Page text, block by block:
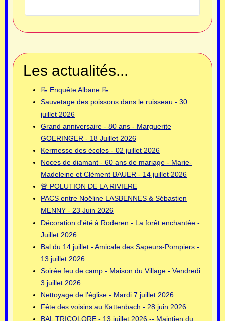
Les actualités...
📝 Enquête Albane 📝
Sauvetage des poissons dans le ruisseau - 30
juillet 2026
Grand anniversaire - 80 ans - Marguerite
GOERINGER - 18 Juillet 2026
Kermesse des écoles - 02 juillet 2026
Noces de diamant - 60 ans de mariage - Marie-
Madeleine et Clément BAUER - 14 juillet 2026
🚨 POLUTION DE LA RIVIERE
PACS entre Noëline LASBENNES & Sébastien
MENNY - 23 Juin 2026
Décoration d'été à Roderen - La forêt enchantée -
Juillet 2026
Bal du 14 juillet - Amicale des Sapeurs-Pompiers -
13 juillet 2026
Soirée feu de camp - Maison du Village - Vendredi
3 juillet 2026
Nettoyage de l'église - Mardi 7 juillet 2026
Fête des voisins au Kattenbach - 28 juin 2026
BAL TRICOLORE - 13 juillet 2026 -- Maintien du